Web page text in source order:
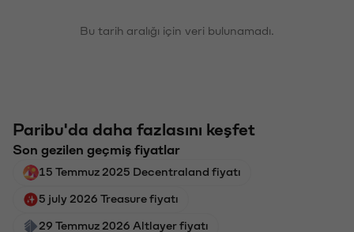
Bu tarih aralığı için veri bulunamadı.
Paribu'da daha fazlasını keşfet
Son gezilen geçmiş fiyatlar
15 Temmuz 2025 Decentraland fiyatı
5 july 2026 Treasure fiyatı
29 Temmuz 2026 Altlayer fiyatı